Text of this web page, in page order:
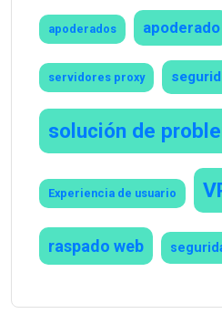
apoderados apoderado
servidores proxy
solución de
Experiencia de usuario
raspado web